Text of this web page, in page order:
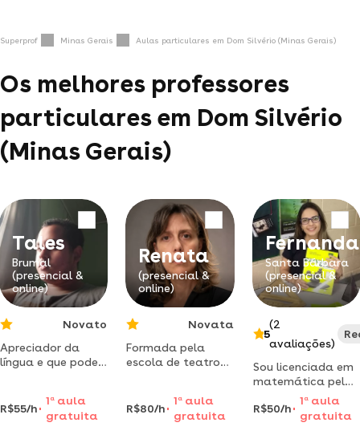
Superprof Minas Gerais Aulas particulares em Dom Silvério (Minas Gerais)
Os melhores professores
particulares em Dom Silvério
(Minas Gerais)
Tales
Brumal
(presencial &
online)
Novato
Apreciador da
língua e que pode
de inglês desde os
7 anos de idade , e
R$55/h
1 aaula
gratuita
Renata
(presencial &
online)
Novata
Formada pela
escola de teatro
curso de
interpretação
R$80/h
1 a aula
gratuita
Fernanda
Santa Bárbara
(presencial &
online)
5
(2
avaliações)
Sou licenciada em
matemática pela
ufmg e professora
há 9 anos.
estudante de pós-
R$50/h
1 aaula
gratuita